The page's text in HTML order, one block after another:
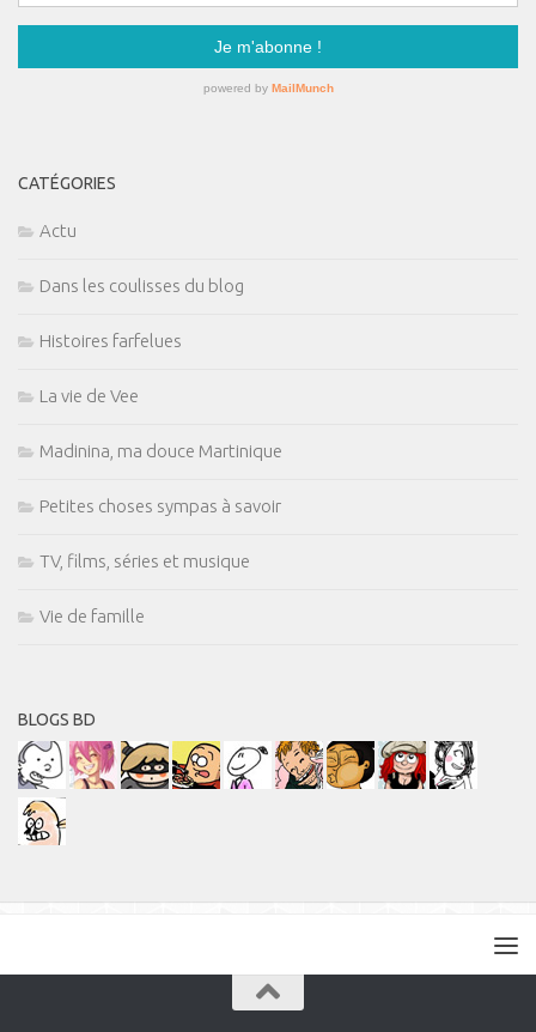
CATÉGORIES
Actu
Dans les coulisses du blog
Histoires farfelues
La vie de Vee
Madinina, ma douce Martinique
Petites choses sympas à savoir
TV, films, séries et musique
Vie de famille
BLOGS BD